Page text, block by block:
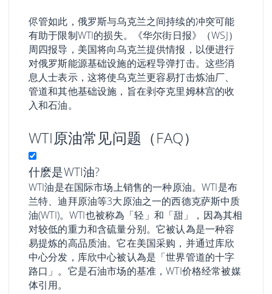
侭管如此，俄罗斯与乌克兰之间持续的冲突可能
有助于限制WTI的损失。《华尔街日报》（WSJ）
周四报导，美国将向乌克兰提供情报，以便进行
对俄罗斯能源基础设施的远程导弹打击。这些消
息人士表示，这将使乌克兰更容易打击炼油厂、
管道和其他基础设施，旨在剥夺克里姆林宫的收
入和石油。
WTI原油常见问题（FAQ）
什麽是WTI油?
WTI油是在国际市场上销售的一种原油。WTI是布
兰特、迪拜原油等3大原油之一的西德克萨斯中质
油(WTI)。WTI也被称為「轻」和「甜」，因為其相
对较低的重力和含硫量分别。它被认為是一种容
易提炼的高品质油。它在美国采购，并通过库欣
中心分发，库欣中心被认為是「世界管道的十字
路口」。它是石油市场的基准，WTI价格经常被媒
体引用。